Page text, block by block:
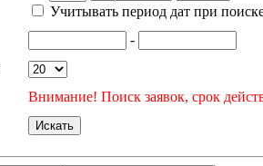
Учитывать период дат при
-
Внимание! Поиск заявок, срок